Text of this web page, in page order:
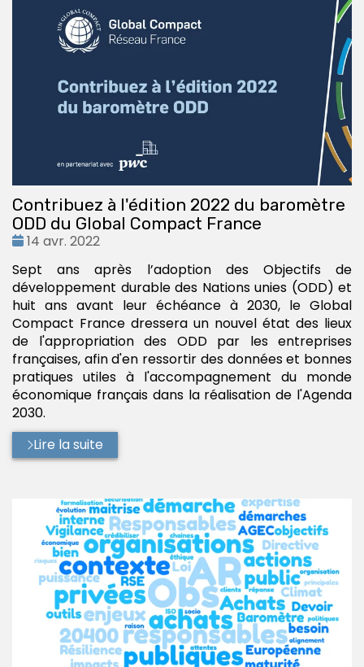
Contribuez à l'édition 2022 du baromètre
ODD du Global Compact France
Date
14 avr. 2022
Sept ans après l’adoption des Objectifs de
développement durable des Nations unies (ODD) et
huit ans avant leur échéance à 2030, le Global
Compact France dressera un nouvel état des lieux
de l'appropriation des ODD par les entreprises
françaises, afin d'en ressortir des données et bonnes
pratiques utiles à l'accompagnement du monde
économique français dans la réalisation de l'Agenda
2030.
Lire la suite